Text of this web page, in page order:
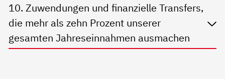
10. Zuwendungen und finanzielle Transfers,
die mehr als zehn Prozent unserer
gesamten Jahreseinnahmen ausmachen